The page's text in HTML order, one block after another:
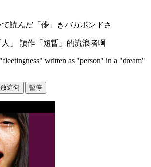
読んだ「儚」きバガボンドさ
」 讀作「短暫」的流浪者啊
written as "person" in a "dream"
這句 暫停